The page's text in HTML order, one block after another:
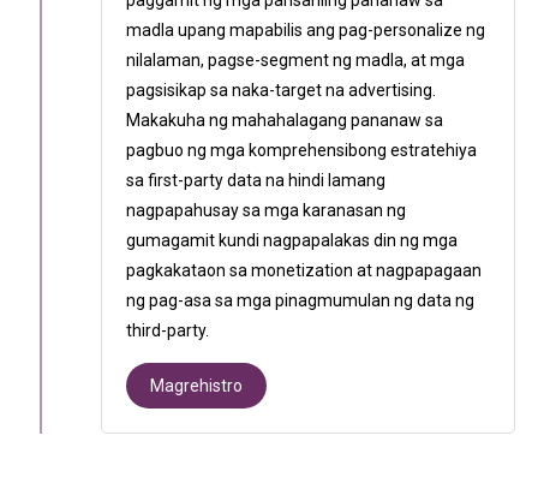
madla upang mapabilis ang pag-personalize ng
nilalaman, pagse-segment ng madla, at mga
pagsisikap sa naka-target na advertising.
Makakuha ng mahahalagang pananaw sa
pagbuo ng mga komprehensibong estratehiya
sa first-party data na hindi lamang
nagpapahusay sa mga karanasan ng
gumagamit kundi nagpapalakas din ng mga
pagkakataon sa monetization at nagpapagaan
ng pag-asa sa mga pinagmumulan ng data ng
third-party.
Magrehistro